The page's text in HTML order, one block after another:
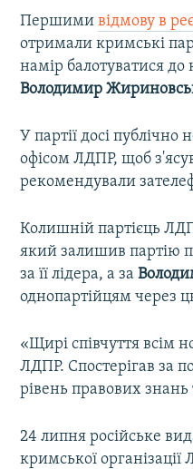
Першимивідмову в
отримали кримські
намір балотуватися
Володимир
У партії досі
офісом ЛДПР, щоб
рекомендували
Колишній партієць
який залишив партію
за її лідера, а за
однопартійцям через
«Щирі співчуття всім
ЛДПР. Спостерігав за
рівень правових знань
24 липня російське
кримської